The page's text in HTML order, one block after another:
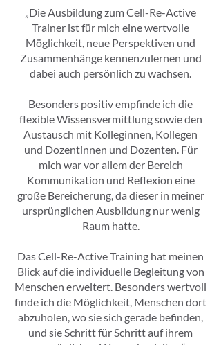
„Die Ausbildung zum Cell-Re-Active
Trainer ist für mich eine wertvolle
Möglichkeit, neue Perspektiven und
Zusammenhänge kennenzulernen und
dabei auch persönlich zu wachsen.
Besonders positiv empfinde ich die
flexible Wissensvermittlung sowie den
Austausch mit Kolleginnen, Kollegen
und Dozentinnen und Dozenten. Für
mich war vor allem der Bereich
Kommunikation und Reflexion eine
große Bereicherung, da dieser in meiner
ursprünglichen Ausbildung nur wenig
Raum hatte.
Das Cell-Re-Active Training hat meinen
Blick auf die individuelle Begleitung von
Menschen erweitert. Besonders wertvoll
finde ich die Möglichkeit, Menschen dort
abzuholen, wo sie sich gerade befinden,
und sie Schritt für Schritt auf ihrem